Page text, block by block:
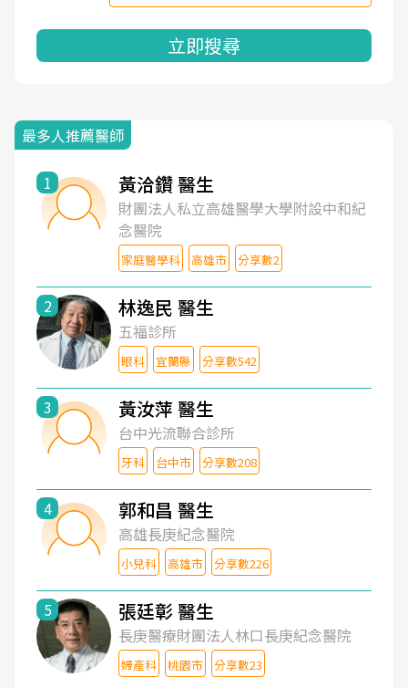
立即搜尋
最多人推薦醫師
1 黃洽鑽 醫生
財團法人私立高雄醫學大學附設中和紀
念醫院
家庭醫學科 高雄市 分享數2
2 林逸民 醫生
五福診所
眼科 宜蘭縣 分享數542
3 黃汝萍 醫生
台中光流聯合診所
牙科 台中市 分享數208
4 郭和昌 醫生
高雄長庚紀念醫院
小兒科 高雄市 分享數226
5 張廷彰 醫生
長庚醫療財團法人林口長庚紀念醫院
婦產科 桃園市 分享數23